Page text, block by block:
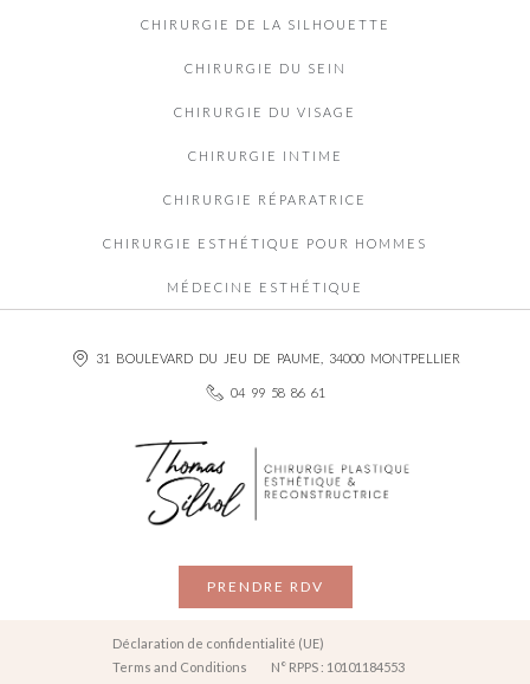
CHIRURGIE DE LA SILHOUETTE
CHIRURGIE DU SEIN
CHIRURGIE DU VISAGE
CHIRURGIE INTIME
CHIRURGIE RÉPARATRICE
CHIRURGIE ESTHÉTIQUE POUR HOMMES
MÉDECINE ESTHÉTIQUE
31 BOULEVARD DU JEU DE PAUME, 34000 MONTPELLIER
04 99 58 86 61
PRENDRE RDV
Déclaration de confidentialité (UE)
Terms and Conditions
N° RPPS : 10101184553